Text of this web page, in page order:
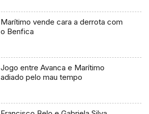
Marítimo vende cara a derrota com
o Benfica
Jogo entre Avanca e Marítimo
adiado pelo mau tempo